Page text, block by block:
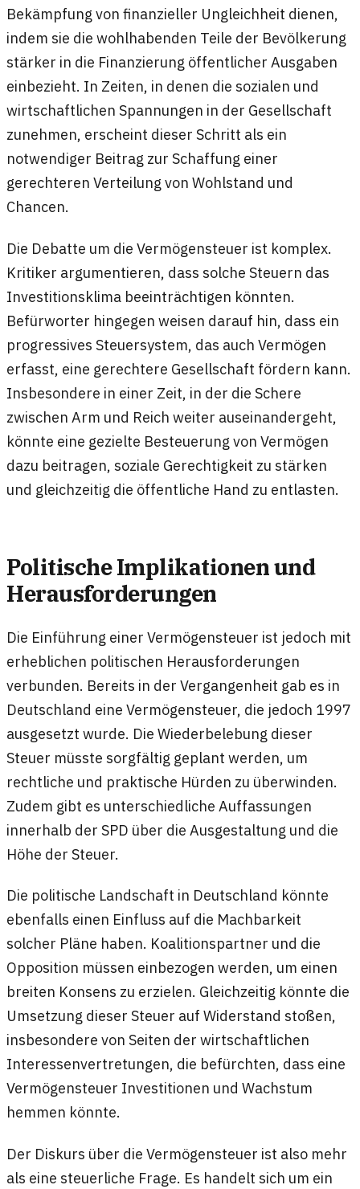
Bekämpfung von finanzieller Ungleichheit dienen,
indem sie die wohlhabenden Teile der Bevölkerung
stärker in die Finanzierung öffentlicher Ausgaben
einbezieht. In Zeiten, in denen die sozialen und
wirtschaftlichen Spannungen in der Gesellschaft
zunehmen, erscheint dieser Schritt als ein
notwendiger Beitrag zur Schaffung einer
gerechteren Verteilung von Wohlstand und
Chancen.
Die Debatte um die Vermögensteuer ist komplex.
Kritiker argumentieren, dass solche Steuern das
Investitionsklima beeinträchtigen könnten.
Befürworter hingegen weisen darauf hin, dass ein
progressives Steuersystem, das auch Vermögen
erfasst, eine gerechtere Gesellschaft fördern kann.
Insbesondere in einer Zeit, in der die Schere
zwischen Arm und Reich weiter auseinandergeht,
könnte eine gezielte Besteuerung von Vermögen
dazu beitragen, soziale Gerechtigkeit zu stärken
und gleichzeitig die öffentliche Hand zu entlasten.
Politische Implikationen und
Herausforderungen
Die Einführung einer Vermögensteuer ist jedoch mit
erheblichen politischen Herausforderungen
verbunden. Bereits in der Vergangenheit gab es in
Deutschland eine Vermögensteuer, die jedoch 1997
ausgesetzt wurde. Die Wiederbelebung dieser
Steuer müsste sorgfältig geplant werden, um
rechtliche und praktische Hürden zu überwinden.
Zudem gibt es unterschiedliche Auffassungen
innerhalb der SPD über die Ausgestaltung und die
Höhe der Steuer.
Die politische Landschaft in Deutschland könnte
ebenfalls einen Einfluss auf die Machbarkeit
solcher Pläne haben. Koalitionspartner und die
Opposition müssen einbezogen werden, um einen
breiten Konsens zu erzielen. Gleichzeitig könnte die
Umsetzung dieser Steuer auf Widerstand stoßen,
insbesondere von Seiten der wirtschaftlichen
Interessenvertretungen, die befürchten, dass eine
Vermögensteuer Investitionen und Wachstum
hemmen könnte.
Der Diskurs über die Vermögensteuer ist also mehr
als eine steuerliche Frage. Es handelt sich um ein